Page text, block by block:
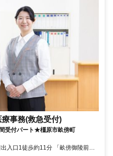
事務(救急受付)
受付パート★橿原市畝傍町
入口1徒歩約11分 「畝傍御陵前